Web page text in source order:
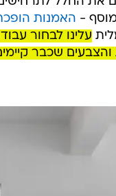
- האמנות
עלינו לבחור
שכבר